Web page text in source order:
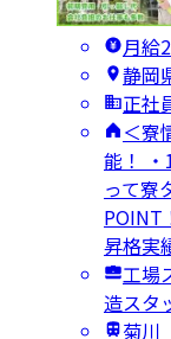
月給
静岡
正社
＜寮
能！
って寮
POINT
昇格実
工場
造スタ
菊川